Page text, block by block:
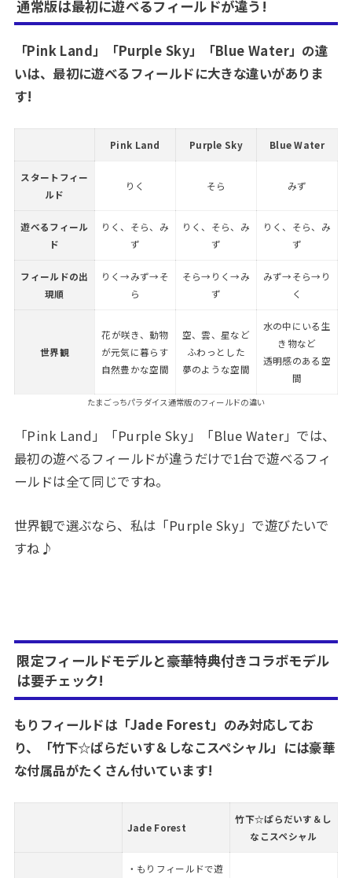
通常版は最初に遊べるフィールドが違う!
「Pink Land」「Purple Sky」「Blue Water」の違
いは、最初に遊べるフィールドに大きな違いがありま
す!
Pink Land Purple Sky Blue Water
スタートフィー
ルド
りく そら みず
遊べるフィール
ド
りく、そら、み
ず
りく、そら、み
ず
りく、そら、み
ず
フィールドの出
現順
りく→みず→そ
ら
そら→りく→み
ず
みず→そら→り
く
世界観
花が咲き、動物
が元気に暮らす
自然豊かな空間
空、雲、星など
ふわっとした
夢のような空間
水の中にいる生
き物など
透明感のある空
間
たまごっちパラダイス通常版のフィールドの違い
「Pink Land」「Purple Sky」「Blue Water」では、
最初の遊べるフィールドが違うだけで1台で遊べるフィ
ールドは全て同じですね。
世界観で選ぶなら、私は「Purple Sky」で遊びたいで
すね♪
限定フィールドモデルと豪華特典付きコラボモデル
は要チェック!
もりフィールドは「Jade Forest」のみ対応してお
り、「竹下☆ぱらだいす＆しなこスペシャル」には豪華
な付属品がたくさん付いています!
Jade Forest
竹下☆ぱらだいす＆し
なこスペシャル
・もりフィールドで遊